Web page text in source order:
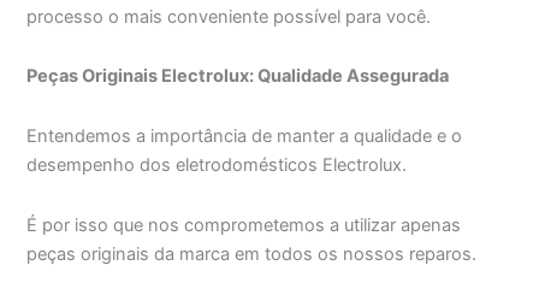
processo o mais conveniente possível para você.
Peças Originais Electrolux: Qualidade Assegurada
Entendemos a importância de manter a qualidade e o
desempenho dos eletrodomésticos Electrolux.
É por isso que nos comprometemos a utilizar apenas
peças originais da marca em todos os nossos reparos.